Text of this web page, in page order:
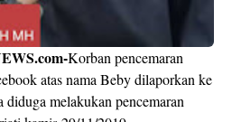
Korban pencemaran
atas nama Beby dilaporkan ke
melakukan pencemaran